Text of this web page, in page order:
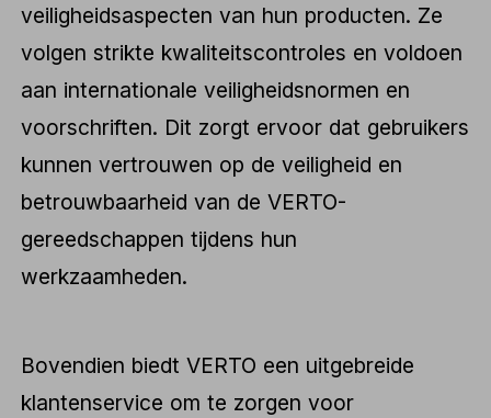
veiligheidsaspecten van hun producten. Ze
volgen strikte kwaliteitscontroles en voldoen
aan internationale veiligheidsnormen en
voorschriften. Dit zorgt ervoor dat gebruikers
kunnen vertrouwen op de veiligheid en
betrouwbaarheid van de VERTO-
gereedschappen tijdens hun
werkzaamheden.
Bovendien biedt VERTO een uitgebreide
klantenservice om te zorgen voor